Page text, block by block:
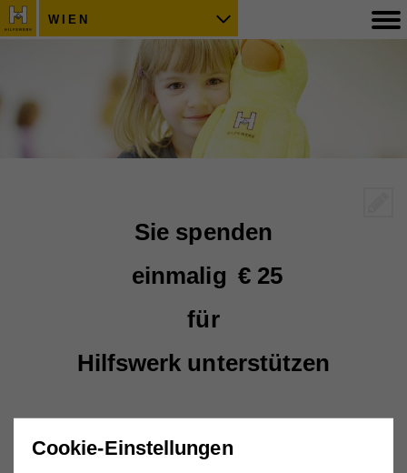
WIEN
Sie spenden
einmalig € 25
für
Hilfswerk unterstützen
Frau Herr Firma/Verein
Cookie-Einstellungen